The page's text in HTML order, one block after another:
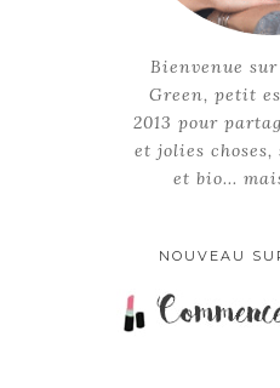
Bienvenue
Green, petit
2013 pour
et jolies
et bio...
NOUVEAU